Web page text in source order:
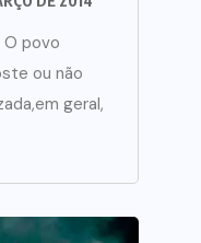
povo
ou não
geral,